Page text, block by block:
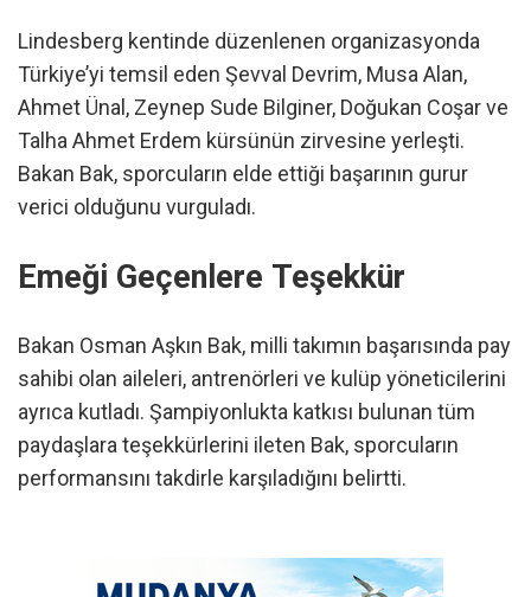
Lindesberg kentinde düzenlenen organizasyonda
Türkiye’yi temsil eden Şevval Devrim, Musa Alan,
Ahmet Ünal, Zeynep Sude Bilginer, Doğukan Coşar ve
Talha Ahmet Erdem kürsünün zirvesine yerleşti.
Bakan Bak, sporcuların elde ettiği başarının gurur
verici olduğunu vurguladı.
Emeği Geçenlere Teşekkür
Bakan Osman Aşkın Bak, milli takımın başarısında pay
sahibi olan aileleri, antrenörleri ve kulüp yöneticilerini
ayrıca kutladı. Şampiyonlukta katkısı bulunan tüm
paydaşlara teşekkürlerini ileten Bak, sporcuların
performansını takdirle karşıladığını belirtti.